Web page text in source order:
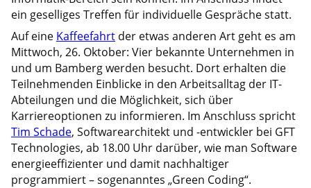
ein geselliges Treffen für individuelle Gespräche statt.
Auf eine Kaffeefahrtder etwas anderen Art geht es am
Mittwoch, 26. Oktober: Vier bekannte Unternehmen in
und um Bamberg werden besucht. Dort erhalten die
Teilnehmenden Einblicke in den Arbeitsalltag der IT-
Abteilungen und die Möglichkeit, sich über
Karriereoptionen zu informieren. Im Anschluss spricht
Tim Schade, Softwarearchitekt und -entwickler bei GFT
Technologies, ab 18.00 Uhr darüber, wie man Software
energieeffizienter und damit nachhaltiger
programmiert – sogenanntes „Green Coding“.